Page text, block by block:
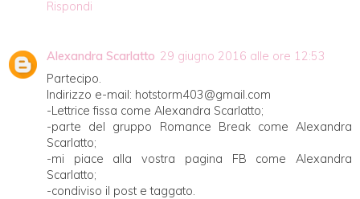
Rispondi
Alexandra Scarlatto 29 giugno 2016 alle ore 12:53
Partecipo.
Indirizzo e-mail: hotstorm403@gmail.com
-Lettrice fissa come Alexandra Scarlatto;
-parte del gruppo Romance Break come Alexandra
Scarlatto;
-mi piace alla vostra pagina FB come Alexandra
Scarlatto;
-condiviso il post e taggato.